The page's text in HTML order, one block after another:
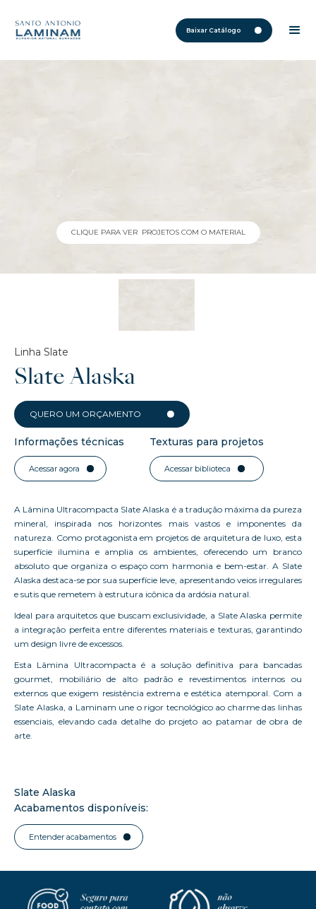
Baixar Catálogo
CLIQUE PARA VER PROJETOS COM O MATERIAL
Linha Slate
Slate Alaska
QUERO UM ORÇAMENTO
Informações técnicas
Acessar agora
Texturas para projetos
Acessar biblioteca
A Lâmina Ultracompacta Slate Alaska é a tradução máxima da pureza
mineral, inspirada nos horizontes mais vastos e imponentes da
natureza. Como protagonista em projetos de arquitetura de luxo, esta
superfície ilumina e amplia os ambientes, oferecendo um branco
absoluto que organiza o espaço com harmonia e bem-estar. A Slate
Alaska destaca-se por sua superfície leve, apresentando veios irregulares
e sutis que remetem à estrutura icônica da ardósia natural.
Ideal para arquitetos que buscam exclusividade, a Slate Alaska permite
a integração perfeita entre diferentes materiais e texturas, garantindo
um design livre de excessos.
Esta Lâmina Ultracompacta é a solução definitiva para bancadas
gourmet, mobiliário de alto padrão e revestimentos internos ou
externos que exigem resistência extrema e estética atemporal. Com a
Slate Alaska, a Laminam une o rigor tecnológico ao charme das linhas
essenciais, elevando cada detalhe do projeto ao patamar de obra de
arte.
Slate Alaska
Acabamentos disponíveis:
Entender acabamentos